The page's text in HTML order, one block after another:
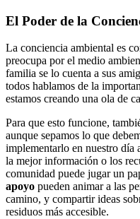
El Poder de la
La conciencia ambiental es
preocupa por el medio
familia se lo cuenta a sus
todos hablamos de la
estamos creando una ola de
Para que esto funcione,
aunque sepamos lo que
implementarlo en nuestro día
la mejor información o los
comunidad puede jugar un
apoyo pueden animar a las
camino, y compartir ideas
residuos más accesible.